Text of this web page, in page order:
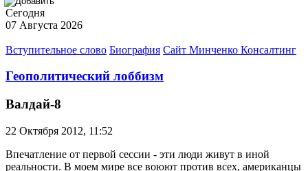
Сегодня
07 Августа 2026
Вступительное слово Биография Сайт Минченко Консалтинг
Геополитический лоббизм
Валдай-8
22 Октября 2012, 11:52
Впечатление от первой сессии - эти люди живут в иной
реальности. В моем мире все воюют против всех, американцы